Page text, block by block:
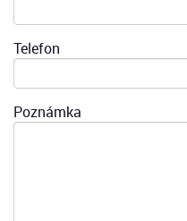
Telefon
Poznámka